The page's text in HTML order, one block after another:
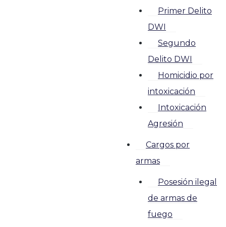
Primer Delito
DWI
Segundo
Delito DWI
Homicidio por
intoxicación
Intoxicación
Agresión
Cargos por
armas
Posesión ilegal
de armas de
fuego